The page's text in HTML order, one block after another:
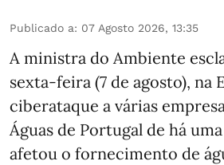
Publicado a: 07 Agosto 2026, 13:35
A ministra do Ambiente
sexta-feira (7 de agosto), na
ciberataque a várias
Águas de Portugal de há
afetou o fornecimento de